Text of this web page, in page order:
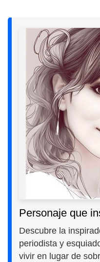
Personaje que
Descubre la
periodista y
vivir en lugar de